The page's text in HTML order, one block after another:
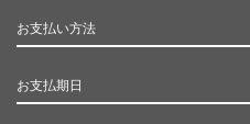
お支払い方法
お支払期日